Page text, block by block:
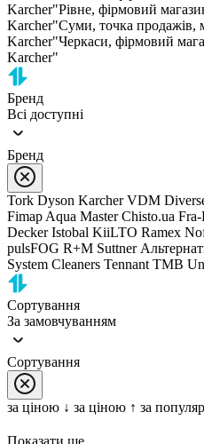
Karcher"Рівне, фірмовий
Karcher"Суми, точка продажів,
Karcher"Черкаси, фірмовий
Karcher"
Бренд
Всі доступні
Бренд
Tork Dyson Karcher VDM
Fimap Aqua Master Chisto.ua
Decker Istobal KiiLTO Ramex
pulsFOG R+M Suttner
System Cleaners Tennant TMB
Сортування
За замовчуванням
Сортування
за цiною ↓ за цiною ↑ за
Показати ще